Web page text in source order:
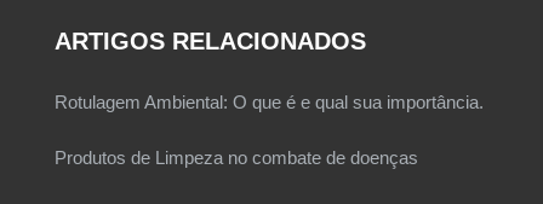
ARTIGOS RELACIONADOS
Rotulagem Ambiental: O que é e qual sua importância.
Produtos de Limpeza no combate de doenças